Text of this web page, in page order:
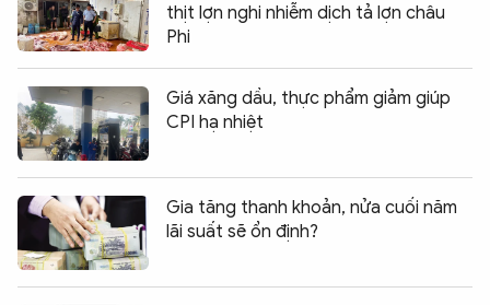
thịt lợn nghi nhiễm dịch tả lợn châu
Phi
Giá xăng dầu, thực phẩm giảm giúp
CPI hạ nhiệt
Gia tăng thanh khoản, nửa cuối năm
lãi suất sẽ ổn định?